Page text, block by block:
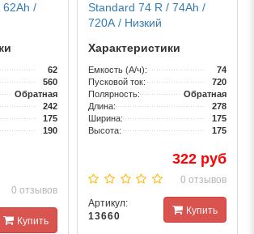
62Ah /
62
560
Обратная
242
175
190
0 отзывов
Купить
Standard 74 R / 74Ah /
720А / Низкий
Характеристики
Емкость (А/ч):
74
Пусковой ток:
720
Полярность:
Обратная
Длина:
278
Ширина:
175
Высота:
175
322 руб
0 отзывов
Артикул:
13660
Купить